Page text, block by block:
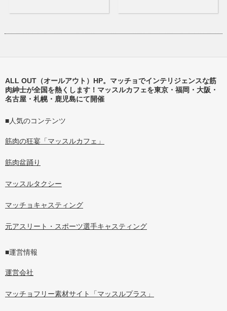
ALL OUT（オールアウト）HP。マッチョでインテリジェンスな筋
肉紳士が全国を熱くします！マッスルカフェを東京・福岡・大阪・
名古屋・札幌・鹿児島にて開催
■人気のコンテンツ
筋肉の狂宴「マッスルカフェ」
筋肉盆踊り
マッスルタクシー
マッチョキャスティング
元アスリート・スポーツ選手キャスティング
■運営情報
運営会社
マッチョフリー素材サイト「マッスルプラス」